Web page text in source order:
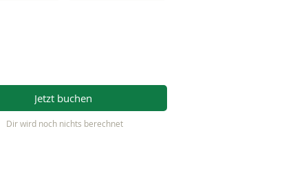
Jetzt buchen
Dir wird noch nichts berechnet